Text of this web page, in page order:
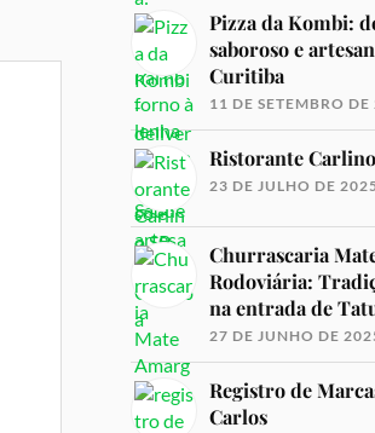
Pizza da Kombi:
saboroso e
Curitiba
11 DE SETEMBRO DE
Ristorante Carlino
23 DE JULHO DE 2025
Churrascaria
Rodoviária:
na entrada de
27 DE JUNHO DE
Registro de
Carlos